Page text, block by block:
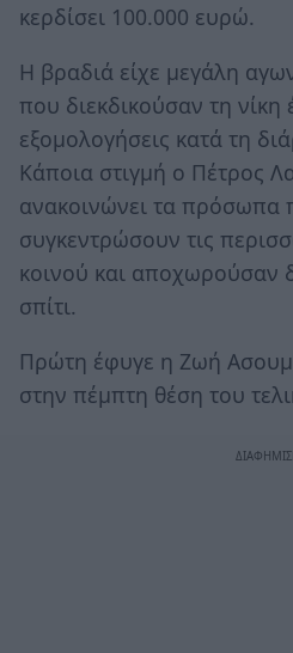
κερδίσει 100.000 ευρώ.
Η βραδιά είχε μεγάλη
που διεκδικούσαν τη νίκη
εξομολογήσεις κατά τη
Κάποια στιγμή ο Πέτρος
ανακοινώνει τα πρόσωπα
συγκεντρώσουν τις
κοινού και αποχωρούσαν
σπίτι.
Πρώτη έφυγε η Ζωή
στην πέμπτη θέση του